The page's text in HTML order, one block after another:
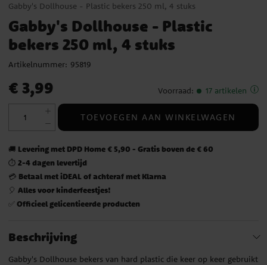
Gabby's Dollhouse - Plastic bekers 250 ml, 4 stuks
Gabby's Dollhouse - Plastic
bekers 250 ml, 4 stuks
Artikelnummer: 95819
Prijs: € 3,99
€ 3,99 Voorraad: 17 artikelen
TOEVOEGEN AAN WINKELWAGEN
🚚 Levering met DPD Home € 5,90 - Gratis boven de € 60
⏱️ 2-4 dagen levertijd
💳 Betaal met iDEAL of achteraf met Klarna
🎈 Alles voor kinderfeestjes!
✅ Officieel gelicentieerde producten
Beschrijving
Gabby's Dollhouse bekers van hard plastic die keer op keer gebruikt